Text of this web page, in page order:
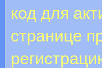
код для
странице